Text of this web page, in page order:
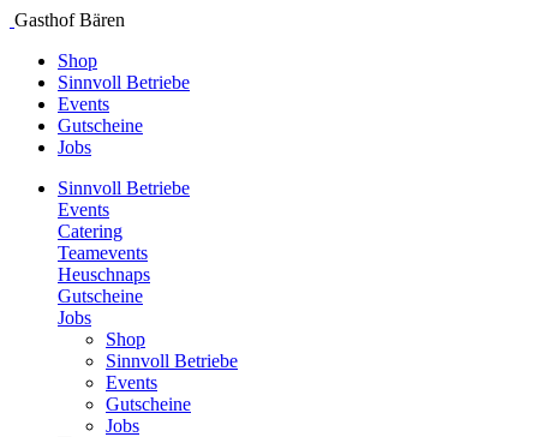
Gasthof Bären
Shop
Sinnvoll Betriebe
Events
Gutscheine
Jobs
Sinnvoll Betriebe
Events
Catering
Teamevents
Heuschnaps
Gutscheine
Jobs
Shop
Sinnvoll Betriebe
Events
Gutscheine
Jobs